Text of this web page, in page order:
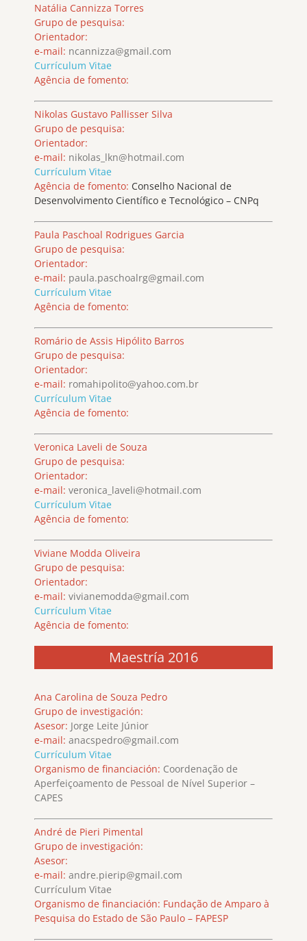
Natália Cannizza Torres
Grupo de pesquisa:
Orientador:
e-mail: ncannizza@gmail.com
Currículum Vitae
Agência de fomento:
Nikolas Gustavo Pallisser Silva
Grupo de pesquisa:
Orientador:
e-mail: nikolas_lkn@hotmail.com
Currículum Vitae
Agência de fomento: Conselho Nacional de
Desenvolvimento Científico e Tecnológico – CNPq
Paula Paschoal Rodrigues Garcia
Grupo de pesquisa:
Orientador:
e-mail: paula.paschoalrg@gmail.com
Currículum Vitae
Agência de fomento:
Romário de Assis Hipólito Barros
Grupo de pesquisa:
Orientador:
e-mail: romahipolito@yahoo.com.br
Currículum Vitae
Agência de fomento:
Veronica Laveli de Souza
Grupo de pesquisa:
Orientador:
e-mail: veronica_laveli@hotmail.com
Currículum Vitae
Agência de fomento:
Viviane Modda Oliveira
Grupo de pesquisa:
Orientador:
e-mail: vivianemodda@gmail.com
Currículum Vitae
Agência de fomento:
Maestría 2016
Ana Carolina de Souza Pedro
Grupo de investigación:
Asesor: Jorge Leite Júnior
e-mail: anacspedro@gmail.com
Currículum Vitae
Organismo de financiación: Coordenação de
Aperfeiçoamento de Pessoal de Nível Superior –
CAPES
André de Pieri Pimental
Grupo de investigación:
Asesor:
e-mail: andre.pierip@gmail.com
Currículum Vitae
Organismo de financiación: Fundação de Amparo à
Pesquisa do Estado de São Paulo – FAPESP